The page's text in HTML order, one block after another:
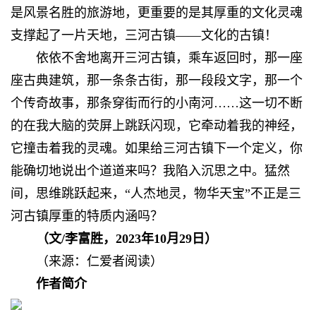
是风景名胜的旅游地，更重要的是其厚重的文化灵魂
支撑起了一片天地，三河古镇——文化的古镇！
依依不舍地离开三河古镇，乘车返回时，那一座
座古典建筑，那一条条古街，那一段段文字，那一个
个传奇故事，那条穿街而行的小南河……这一切不断
的在我大脑的荧屏上跳跃闪现，它牵动着我的神经，
它撞击着我的灵魂。如果给三河古镇下一个定义，你
能确切地说出个道道来吗？我陷入沉思之中。猛然
间，思维跳跃起来，“人杰地灵，物华天宝”不正是三
河古镇厚重的特质内涵吗？
（文/李富胜， 2023年10月29日 ）
（来源：仁爱者阅读）
作者简介